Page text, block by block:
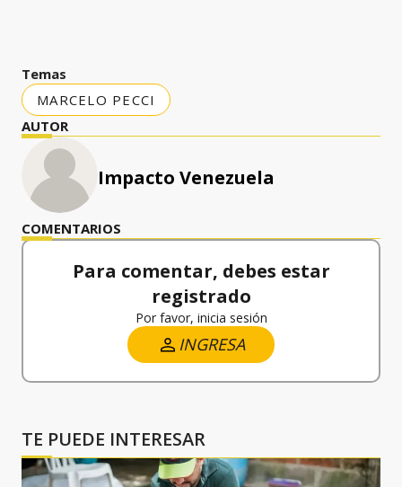
Temas
MARCELO PECCI
AUTOR
Impacto Venezuela
COMENTARIOS
Para comentar, debes estar
registrado
Por favor, inicia sesión
INGRESA
TE PUEDE INTERESAR